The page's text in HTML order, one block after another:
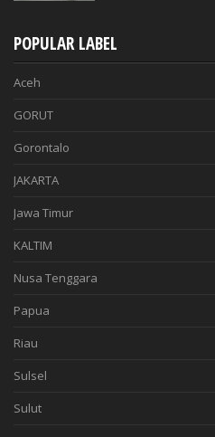
POPULAR LABEL
Aceh
GORUT
Gorontalo
JAKARTA
Jawa Timur
KALTIM
Nusa Tenggara
Papua
Riau
Sulsel
Sulut